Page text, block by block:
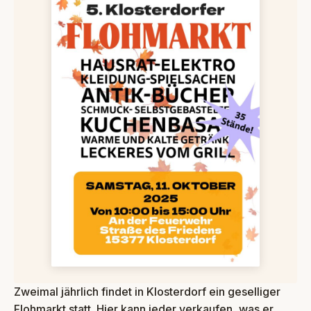
Zweimal jährlich findet in Klosterdorf ein geselliger